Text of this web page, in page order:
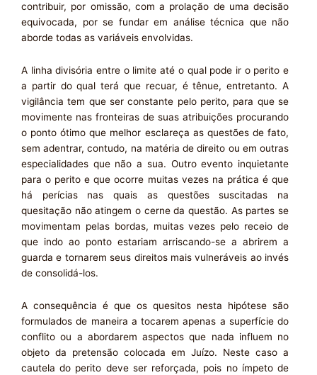
contribuir, por omissão, com a prolação de uma decisão
equivocada, por se fundar em análise técnica que não
aborde todas as variáveis envolvidas.
A linha divisória entre o limite até o qual pode ir o perito e
a partir do qual terá que recuar, é tênue, entretanto. A
vigilância tem que ser constante pelo perito, para que se
movimente nas fronteiras de suas atribuições procurando
o ponto ótimo que melhor esclareça as questões de fato,
sem adentrar, contudo, na matéria de direito ou em outras
especialidades que não a sua. Outro evento inquietante
para o perito e que ocorre muitas vezes na prática é que
há perícias nas quais as questões suscitadas na
quesitação não atingem o cerne da questão. As partes se
movimentam pelas bordas, muitas vezes pelo receio de
que indo ao ponto estariam arriscando-se a abrirem a
guarda e tornarem seus direitos mais vulneráveis ao invés
de consolidá-los.
A consequência é que os quesitos nesta hipótese são
formulados de maneira a tocarem apenas a superfície do
conflito ou a abordarem aspectos que nada influem no
objeto da pretensão colocada em Juízo. Neste caso a
cautela do perito deve ser reforçada, pois no ímpeto de